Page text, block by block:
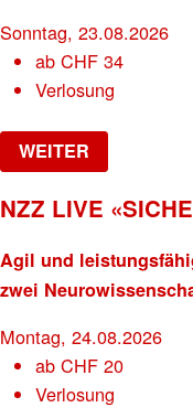
Sonntag, 23.08.2026
abCHF 34
Verlosung
WEITER
NZZ LIVE
Agil und
zwei
Montag, 24.08.2026
abCHF 20
Verlosung